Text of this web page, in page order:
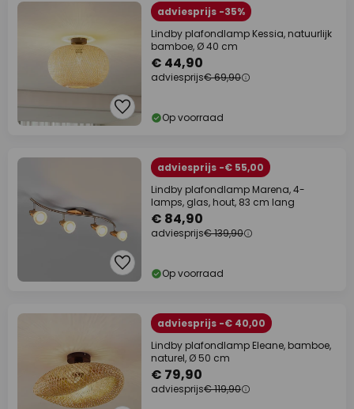
adviesprijs -35%
Lindby plafondlamp Kessia, natuurlijk
bamboe, Ø 40 cm
€ 44,90
adviesprijs€ 69,90
Op voorraad
adviesprijs -€ 55,00
Lindby plafondlamp Marena, 4-
lamps, glas, hout, 83 cm lang
€ 84,90
adviesprijs€ 139,90
Op voorraad
adviesprijs -€ 40,00
Lindby plafondlamp Eleane, bamboe,
naturel, Ø 50 cm
€ 79,90
adviesprijs€ 119,90